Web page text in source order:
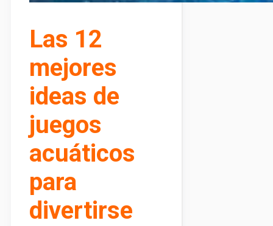
Las 12
mejores
ideas de
juegos
acuáticos
para
divertirse